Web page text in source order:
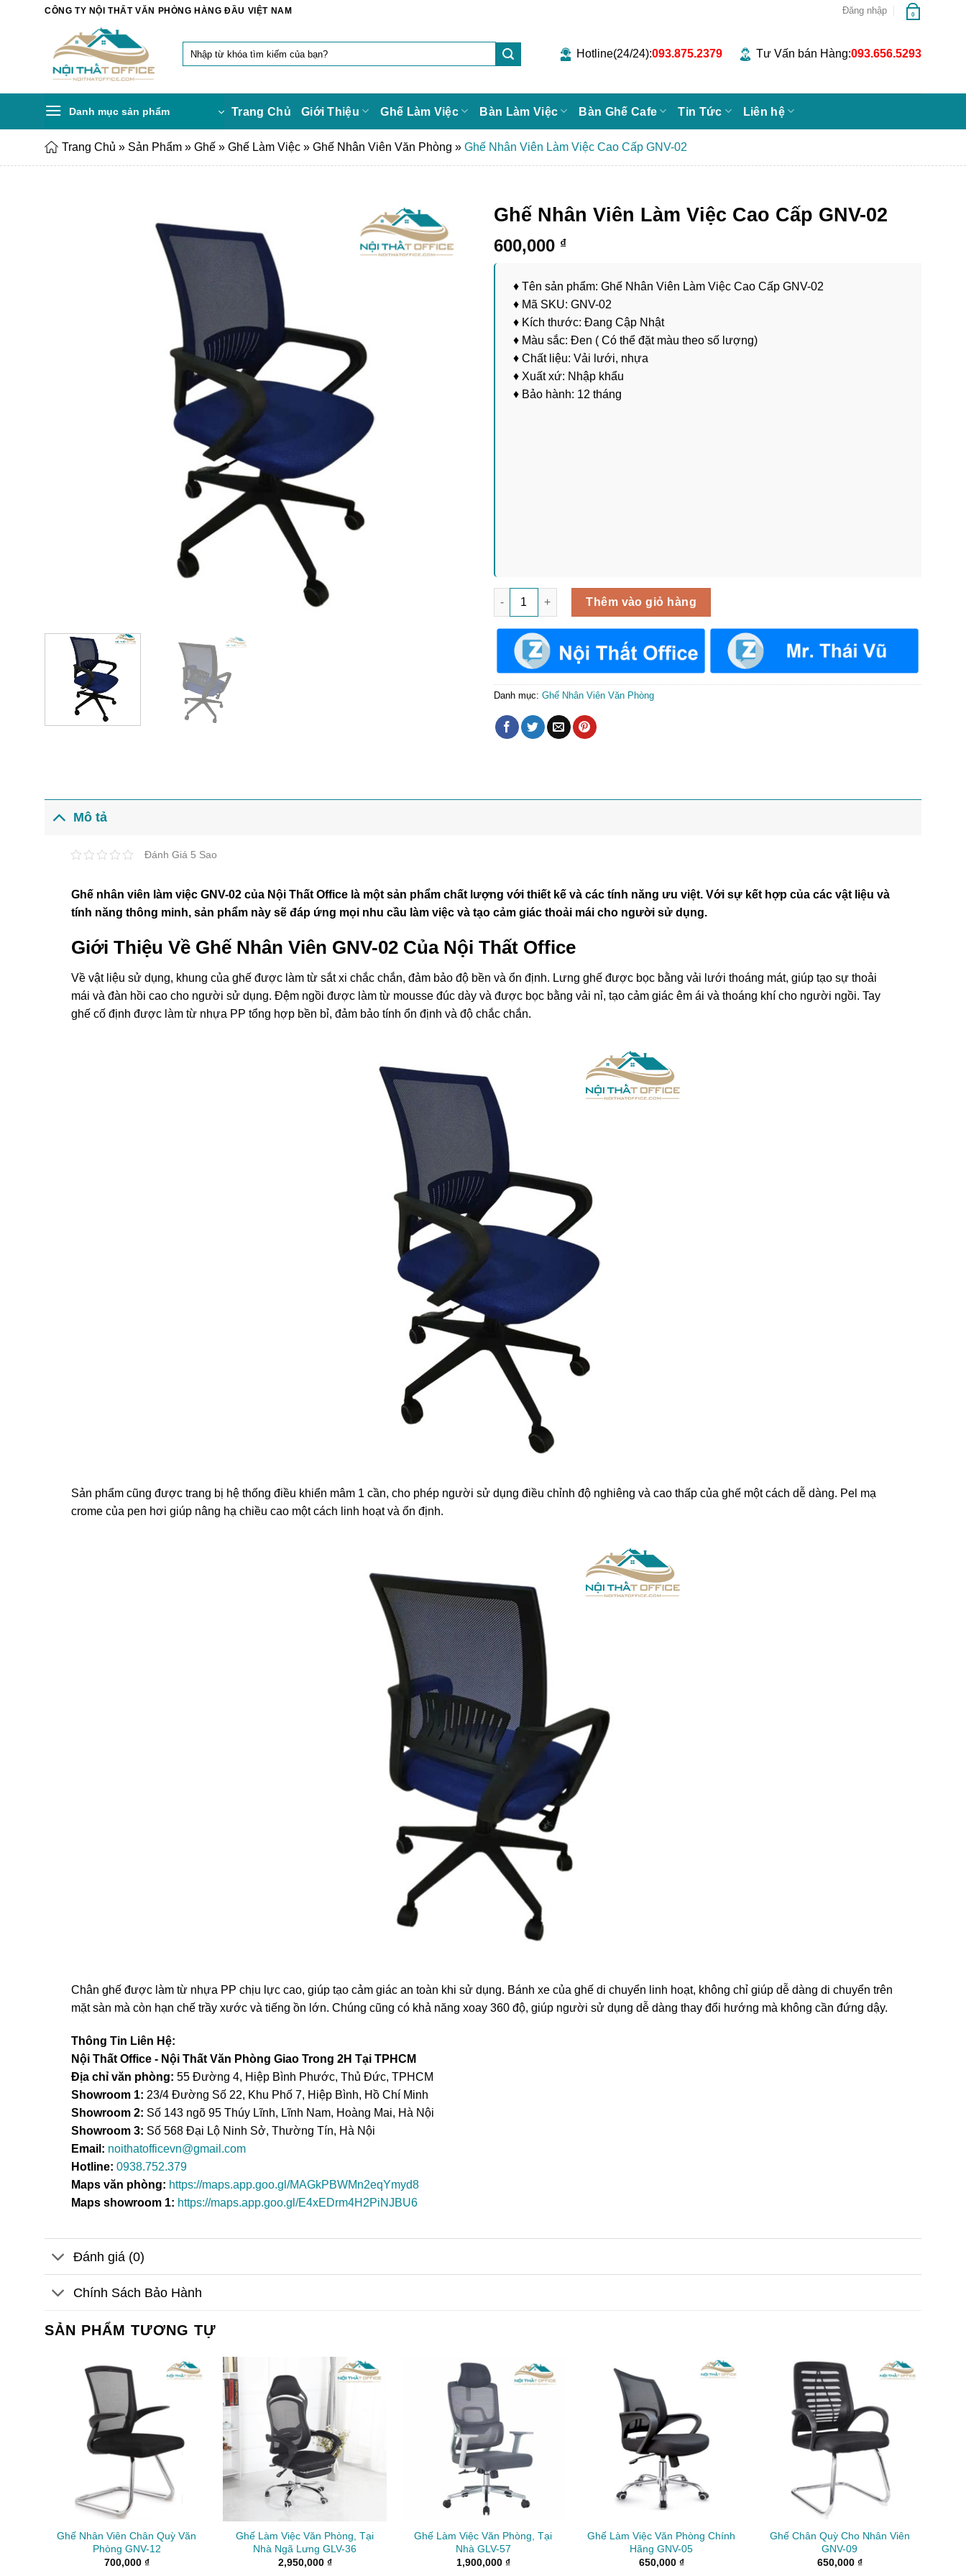
CÔNG TY NỘI THẤT VĂN PHÒNG HÀNG ĐẦU VIỆT NAM Đăng nhập 0
kiếm:
Hotline(24/24):093.875.2379 Tư Vấn bán Hàng:093.656.5293
Danh mục sản phẩm Trang Chủ Giới Thiệu Ghế Làm Việc Bàn Làm Việc Bàn Ghế Cafe Tin Tức Liên hệ
Trang Chủ » Sản Phẩm » Ghế » Ghế Làm Việc » Ghế Nhân Viên Văn Phòng » Ghế Nhân Viên Làm Việc Cao Cấp GNV-02
Ghế Nhân Viên Làm Việc Cao Cấp GNV-02
600,000 ₫
♦ Tên sản phẩm: Ghế Nhân Viên Làm Việc Cao Cấp GNV-02
♦ Mã SKU: GNV-02
♦ Kích thước: Đang Cập Nhật
♦ Màu sắc: Đen ( Có thể đặt màu theo số lượng)
♦ Chất liệu: Vải lưới, nhựa
♦ Xuất xứ: Nhập khẩu
♦ Bảo hành: 12 tháng
Ghế Nhân Viên Làm Việc Cao Cấp GNV-02 số lượng
Thêm vào giỏ hàng
Danh mục: Ghế Nhân Viên Văn Phòng
Mô tả
Đánh Giá 5 Sao
Ghế nhân viên làm việc GNV-02 của Nội Thất Office là một sản phẩm chất lượng với thiết kế và các tính năng ưu việt. Với sự kết hợp của các vật liệu và
tính năng thông minh, sản phẩm này sẽ đáp ứng mọi nhu cầu làm việc và tạo cảm giác thoải mái cho người sử dụng.
Giới Thiệu Về Ghế Nhân Viên GNV-02 Của Nội Thất Office
Về vật liệu sử dụng, khung của ghế được làm từ sắt xi chắc chắn, đảm bảo độ bền và ổn định. Lưng ghế được bọc bằng vải lưới thoáng mát, giúp tạo sự thoải
mái và đàn hồi cao cho người sử dụng. Đệm ngồi được làm từ mousse đúc dày và được bọc bằng vải nỉ, tạo cảm giác êm ái và thoáng khí cho người ngồi. Tay
ghế cố định được làm từ nhựa PP tổng hợp bền bỉ, đảm bảo tính ổn định và độ chắc chắn.
Sản phẩm cũng được trang bị hệ thống điều khiển mâm 1 cần, cho phép người sử dụng điều chỉnh độ nghiêng và cao thấp của ghế một cách dễ dàng. Pel mạ
crome của pen hơi giúp nâng hạ chiều cao một cách linh hoạt và ổn định.
Chân ghế được làm từ nhựa PP chịu lực cao, giúp tạo cảm giác an toàn khi sử dụng. Bánh xe của ghế di chuyển linh hoạt, không chỉ giúp dễ dàng di chuyển trên
mặt sàn mà còn hạn chế trầy xước và tiếng ồn lớn. Chúng cũng có khả năng xoay 360 độ, giúp người sử dụng dễ dàng thay đổi hướng mà không cần đứng dậy.
Thông Tin Liên Hệ:
Nội Thất Office - Nội Thất Văn Phòng Giao Trong 2H Tại TPHCM
Địa chỉ văn phòng: 55 Đường 4, Hiệp Bình Phước, Thủ Đức, TPHCM
Showroom 1: 23/4 Đường Số 22, Khu Phố 7, Hiệp Bình, Hồ Chí Minh
Showroom 2: Số 143 ngõ 95 Thúy Lĩnh, Lĩnh Nam, Hoàng Mai, Hà Nội
Showroom 3: Số 568 Đại Lộ Ninh Sở, Thường Tín, Hà Nội
Email: noithatofficevn@gmail.com
Hotline: 0938.752.379
Maps văn phòng: https://maps.app.goo.gl/MAGkPBWMn2eqYmyd8
Maps showroom 1: https://maps.app.goo.gl/E4xEDrm4H2PiNJBU6
Đánh giá (0)
Chính Sách Bảo Hành
SẢN PHẨM TƯƠNG TỰ
Ghế Nhân Viên Chân Quỳ Văn
Phòng GNV-12
700,000 ₫
Ghế Làm Việc Văn Phòng, Tại
Nhà Ngã Lưng GLV-36
2,950,000 ₫
Ghế Làm Việc Văn Phòng, Tại
Nhà GLV-57
1,900,000 ₫
Ghế Làm Việc Văn Phòng Chính
Hãng GNV-05
650,000 ₫
Ghế Chân Quỳ Cho Nhân Viên
GNV-09
650,000 ₫